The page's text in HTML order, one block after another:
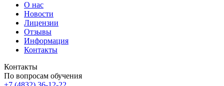
О нас
Новости
Лицензии
Отзывы
Информация
Контакты
Контакты
По вопросам обучения